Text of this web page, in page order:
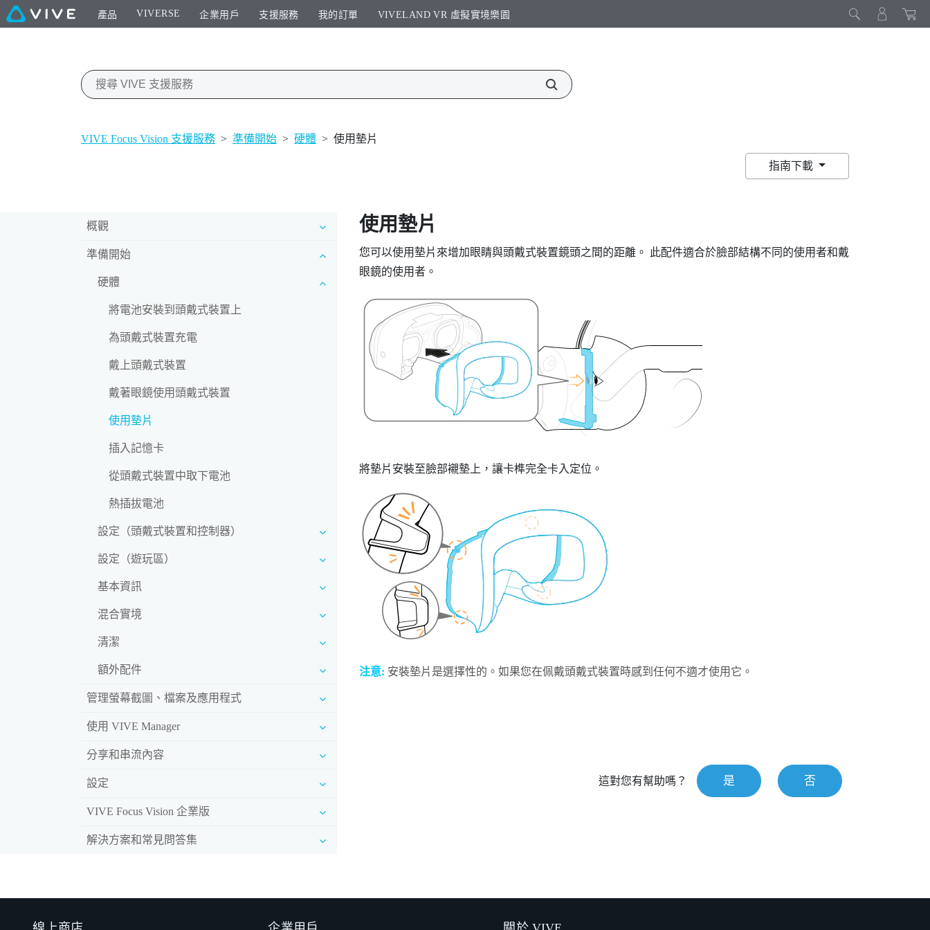
產品 VIVERSE 企業用戶 支援服務 我的訂單 VIVELAND VR 虛擬實境樂園​
VIVE Focus Vision 支援服務 > 準備開始 > 硬體 > 使用墊片
指南下載
概觀
準備開始
硬體
將電池安裝到頭戴式裝置上
為頭戴式裝置充電
戴上頭戴式裝置
戴著眼鏡使用頭戴式裝置
使用墊片
插入記憶卡
從頭戴式裝置中取下電池
熱插拔電池
設定（頭戴式裝置和控制器）
設定（遊玩區）
基本資訊
混合實境
清潔
額外配件
管理螢幕截圖、檔案及應用程式
使用 VIVE Manager
分享和串流內容
設定
VIVE Focus Vision 企業版
解決方案和常見問答集
使用墊片
您可以使用墊片 來增加眼睛與頭戴式裝置鏡頭之間的距離。 此配件適合於臉部結構不同的使用者和戴
眼鏡的使用者。
將墊片 安裝至臉部襯墊上，讓卡榫完全卡入定位。
注意: 安裝墊片 是選擇性的。如果您在佩戴頭戴式裝置時感到任何不適才使用它。
這對您有幫助嗎？ 是 否